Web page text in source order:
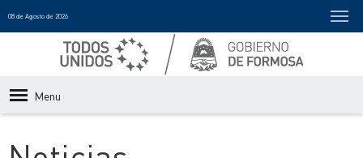
08 de Agosto de 2026
Menu